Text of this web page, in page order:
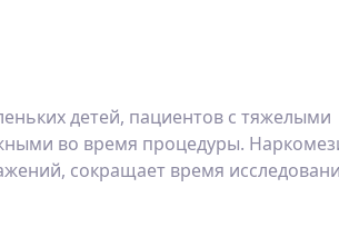
детей, пациентов с тяжелыми
во время процедуры.
сокращает время